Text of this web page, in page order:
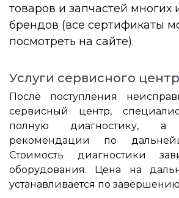
товаров и запчастей многих
брендов (все сертификаты
посмотреть на сайте).
Услуги сервисного
После поступления
сервисный центр,
полную диагностику,
рекомендации по
Стоимость диагностики
оборудования. Цена на
устанавливается по завершению